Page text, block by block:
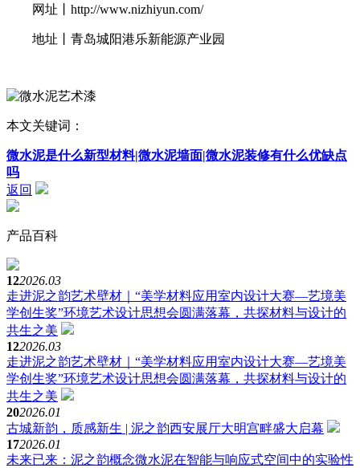
网址丨http://www.nizhiyun.com/
地址丨青岛城阳港乐新能源产业园
本文关键词：
微水泥是什么新型材料|微水泥墙面|微水泥装修有什么优缺点
吗
返回
产品百科
122026.03
走进泥之韵艺术壁材｜“美学材料应用室内设计大赛—艺境美
学创生奖”环境艺术设计思想会圆满落幕，共探材料与设计的
共生之美
122026.03
走进泥之韵艺术壁材｜“美学材料应用室内设计大赛—艺境美
学创生奖”环境艺术设计思想会圆满落幕，共探材料与设计的
共生之美
202026.01
古城新韵，质感新生 | 泥之韵西安展厅大明宫畔盛大启幕
172026.01
未来已来：泥之韵概念微水泥在智能与响应式空间中的实验性